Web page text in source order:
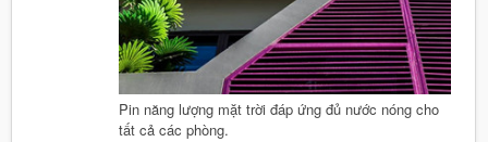
Pin năng lượng mặt trời đáp ứng đủ nước nóng cho
tất cả các phòng.